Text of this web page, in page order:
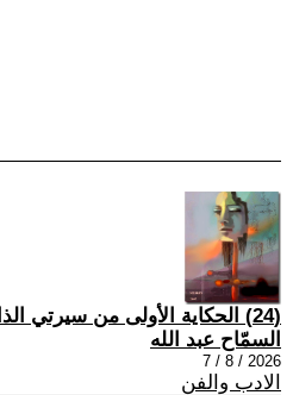
(24) الحكاية الأولى من سيرتي الذاتية، 22
السمّاح عبد الله
2026 / 8 / 7
الادب والفن